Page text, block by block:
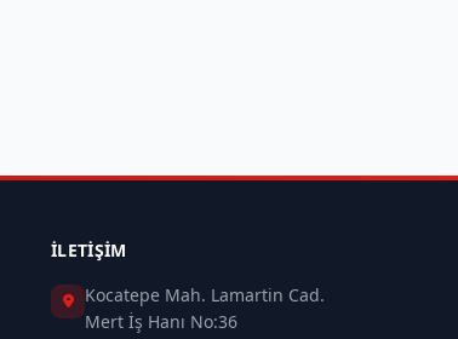
İLETIŞIM
Kocatepe Mah. Lamartin Cad.
Mert İş Hanı No:36